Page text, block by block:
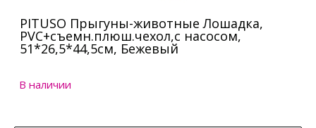
PITUSO Прыгуны-животные Лошадка,
PVC+съемн.плюш.чехол,с насосом,
51*26,5*44,5см, Бежевый
В наличии